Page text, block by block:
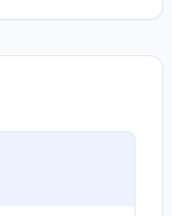
針とな
、保育
し、職
す。ま
通して
ます。
を踏ま
、理
明確化
、2024
共有
やチェ
努めて
の向上
できる
熱中症予
交通安
性に応
員自らが
ージ、
て必要
採用に際
園の運
り組ん
上での重要課
して取り組